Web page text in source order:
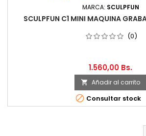
MARCA: SCULPFUN
SCULPFUN C1 MINI MAQUINA
(0)
1.560,00 Bs.
 Añadir al carrito
 Consultar stock